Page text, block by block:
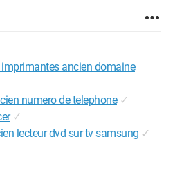
la session admin, je réussis à
réinstallent, mais ce coup-ci à
Du coup, je me retrouve
ancien domaine
numero de telephone ✓
✓
lecteur dvd sur tv samsung ✓